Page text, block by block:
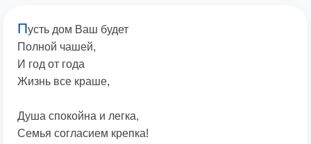
Пусть дом Ваш будет
Полной чашей,
И год от года
Жизнь все краше,
Душа спокойна и легка,
Семья согласием крепка!